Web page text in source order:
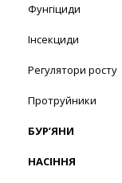
Фунгіциди
Інсекциди
Регулятори росту
Протруйники
БУР’ЯНИ
НАСІННЯ